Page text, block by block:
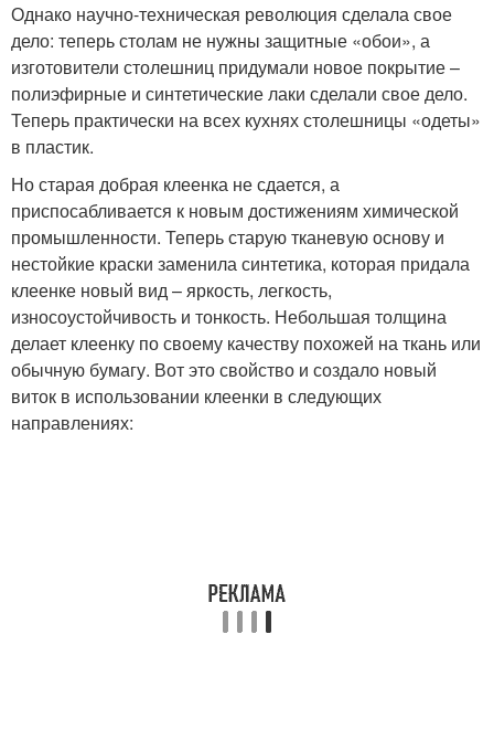
Однако научно-техническая революция сделала свое
дело: теперь столам не нужны защитные «обои», а
изготовители столешниц придумали новое покрытие –
полиэфирные и синтетические лаки сделали свое дело.
Теперь практически на всех кухнях столешницы «одеты»
в пластик.
Но старая добрая клеенка не сдается, а
приспосабливается к новым достижениям химической
промышленности. Теперь старую тканевую основу и
нестойкие краски заменила синтетика, которая придала
клеенке новый вид – яркость, легкость,
износоустойчивость и тонкость. Небольшая толщина
делает клеенку по своему качеству похожей на ткань или
обычную бумагу. Вот это свойство и создало новый
виток в использовании клеенки в следующих
направлениях: